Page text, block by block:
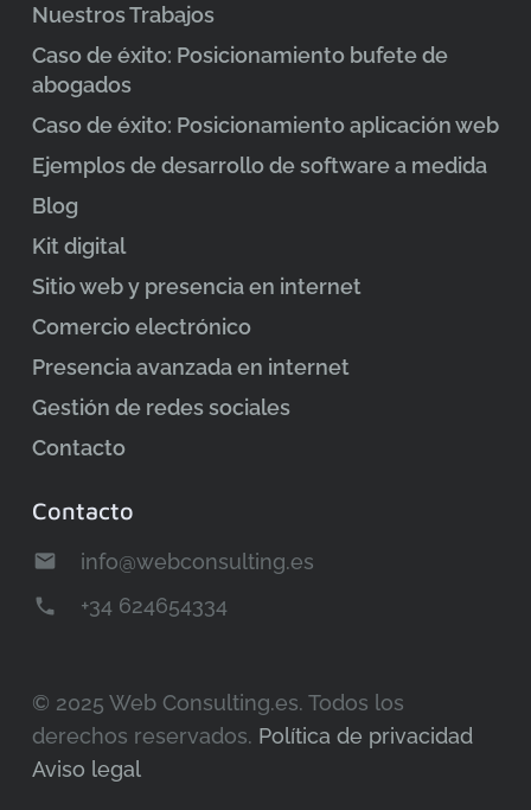
Nuestros Trabajos
Caso de éxito: Posicionamiento bufete de
abogados
Caso de éxito: Posicionamiento aplicación web
Ejemplos de desarrollo de software a medida
Blog
Kit digital
Sitio web y presencia en internet
Comercio electrónico
Presencia avanzada en internet
Gestión de redes sociales
Contacto
Contacto
email info@webconsulting.es
phone +34 624654334
© 2025 Web Consulting.es. Todos los
derechos reservados. Política de privacidad
Aviso legal